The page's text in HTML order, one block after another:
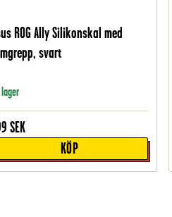
ROG Ally Silikonskal med
svart
SEK
KÖP